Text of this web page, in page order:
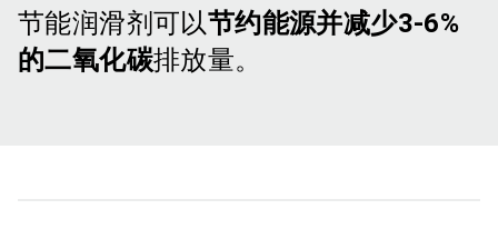
节能润滑剂可以节约能源并减少3-6%
的二氧化碳排放量。